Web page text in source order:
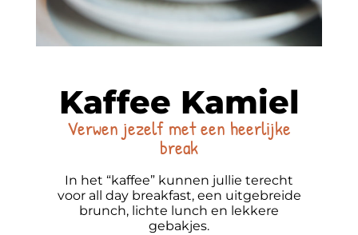
Kaffee Kamiel
Verwen jezelf met een heerlijke
break
In het “kaffee” kunnen jullie terecht
voor all day breakfast, een uitgebreide
brunch, lichte lunch en lekkere
gebakjes.